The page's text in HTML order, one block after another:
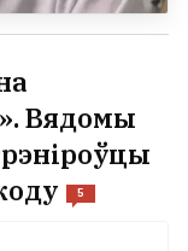
Вядомы
5